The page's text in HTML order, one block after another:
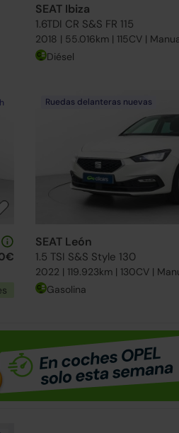
SEAT Ibiza
1.6TDI CR S&S FR 115
2018 | 55.016km | 115CV |
Diésel
Ruedas delanteras nuevas
SEAT León
1.5 TSI S&S Style 130
2022 | 119.923km | 130CV |
Gasolina